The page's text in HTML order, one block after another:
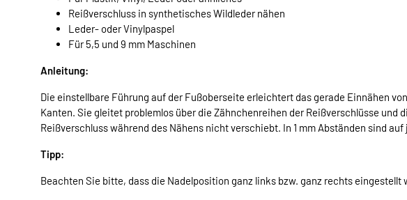
Reißverschluss in synthetisches Wildleder nähen
Leder- oder Vinylpaspel
Für 5,5 und 9 mm Maschinen
Anleitung:
Die einstellbare Führung auf der Fußoberseite erleichtert das gerade Einnähen
Kanten. Sie gleitet problemlos über die Zähnchenreihen der Reißverschlüsse und
Reißverschluss während des Nähens nicht verschiebt. In 1 mm Abständen sind
Tipp:
Beachten Sie bitte, dass die Nadelposition ganz links bzw. ganz rechts eingestellt